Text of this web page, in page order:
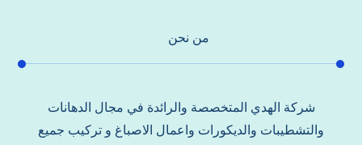
من نحن
شركة الهدي المتخصصة والرائدة في مجال الدهانات
والتشطيبات والديكورات واعمال الاصباغ و تركيب جميع